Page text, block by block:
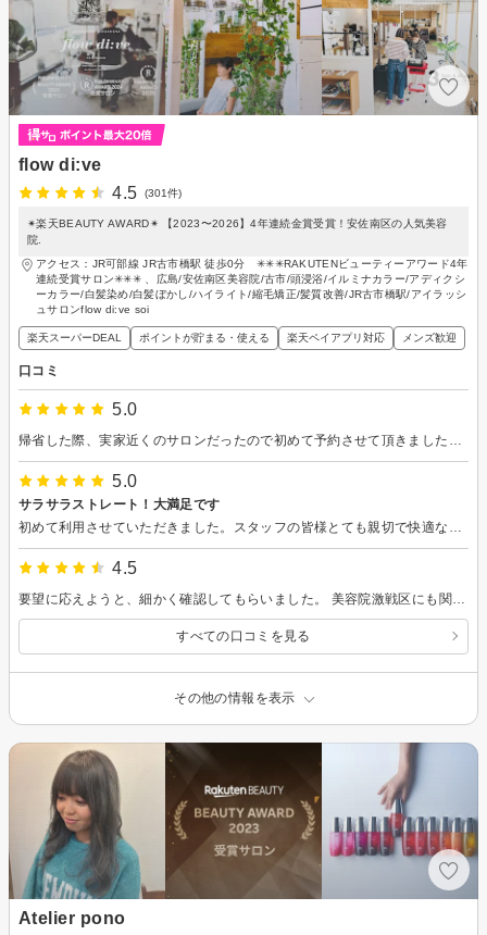
flow di:ve
4.5
(301件)
✴︎楽天BEAUTY AWARD✴︎ 【2023〜2026】4年連続金賞受賞！安佐南区の人気美容
院.
アクセス：JR可部線 JR古市橋駅 徒歩0分 ✳︎✳︎✳︎RAKUTENビューティーアワード4年
連続受賞サロン✳︎✳︎✳︎ 、広島/安佐南区美容院/古市/頭浸浴/イルミナカラー/アディクシ
ーカラー/白髪染め/白髪ぼかし/ハイライト/縮毛矯正/髪質改善/JR古市橋駅/アイラッシ
ュサロンflow di:ve soi
楽天スーパーDEAL ポイントが貯まる・使える 楽天ペイアプリ対応 メンズ歓迎
口コミ
5.0
5.0
サラサラストレート！大満足です
4.5
要望に応えようと、細かく確認してもらいました。 美容院激戦区にも関わらず、長く続いている理由がわかりました。頭浸浴が気持ち良かったです。シロダーラの様な脳が休まる感じがしたし、メントールのスッとした香りも良かったです。
すべての口コミを見る
その他の情報を表示
Atelier pono